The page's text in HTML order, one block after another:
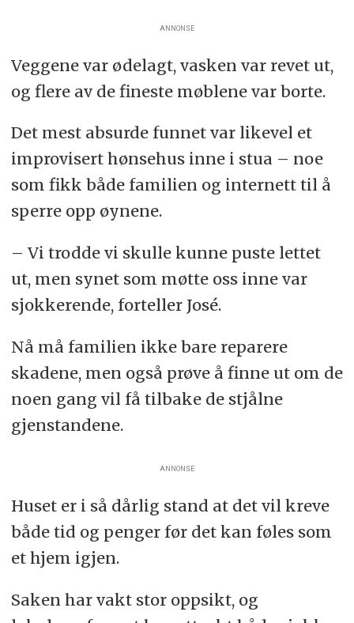
ANNONSE
Veggene var ødelagt, vasken var revet ut,
og flere av de fineste møblene var borte.
Det mest absurde funnet var likevel et
improvisert hønsehus inne i stua – noe
som fikk både familien og internett til å
sperre opp øynene.
– Vi trodde vi skulle kunne puste lettet
ut, men synet som møtte oss inne var
sjokkerende, forteller José.
Nå må familien ikke bare reparere
skadene, men også prøve å finne ut om de
noen gang vil få tilbake de stjålne
gjenstandene.
ANNONSE
Huset er i så dårlig stand at det vil kreve
både tid og penger før det kan føles som
et hjem igjen.
Saken har vakt stor oppsikt, og